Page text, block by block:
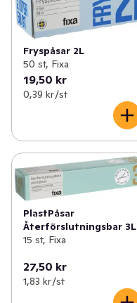
Fryspåsar 2L
50 st, Fixa
19,50 kr
0,39 kr /st
PlastPåsar
Återförslutningsbar 3L
15 st, Fixa
27,50 kr
1,83 kr /st